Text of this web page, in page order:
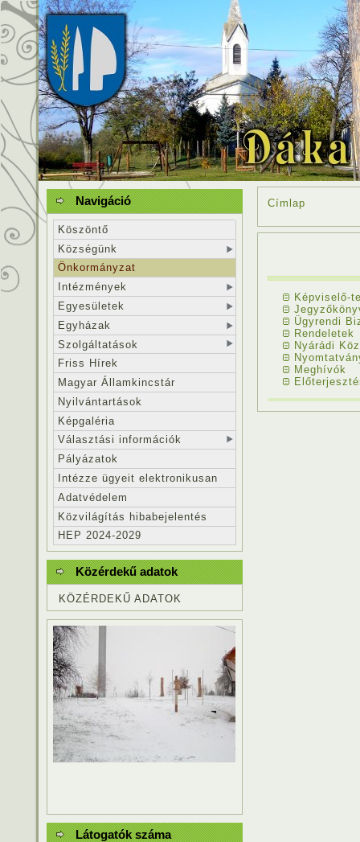
Címlap
Képviselő-
Ügyrendi
Rendeletek
Nyárádi
Meghívók
Navigáció
Köszöntő
Községünk
Önkormányzat
Intézmények
Egyesületek
Egyházak
Szolgáltatások
Friss Hírek
Magyar Államkincstár
Nyilvántartások
Képgaléria
Választási információk
Pályázatok
Intézze ügyeit elektronikusan
Adatvédelem
Közvilágítás hibabejelentés
HEP 2024-2029
Közérdekű adatok
KÖZÉRDEKŰ ADATOK
Látogatók száma